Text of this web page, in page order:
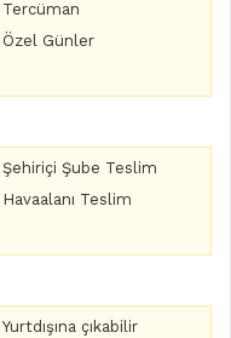
Tercüman
Özel Günler
Şehiriçi Şube Teslim
Havaalanı Teslim
Yurtdışına çıkabilir